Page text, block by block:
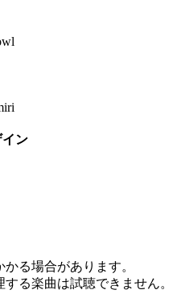
イン
る場合があります。
る楽曲は試聴できません。